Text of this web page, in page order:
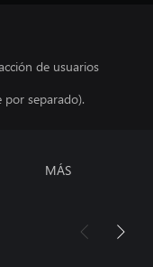
de usuarios
separado).
MÁS